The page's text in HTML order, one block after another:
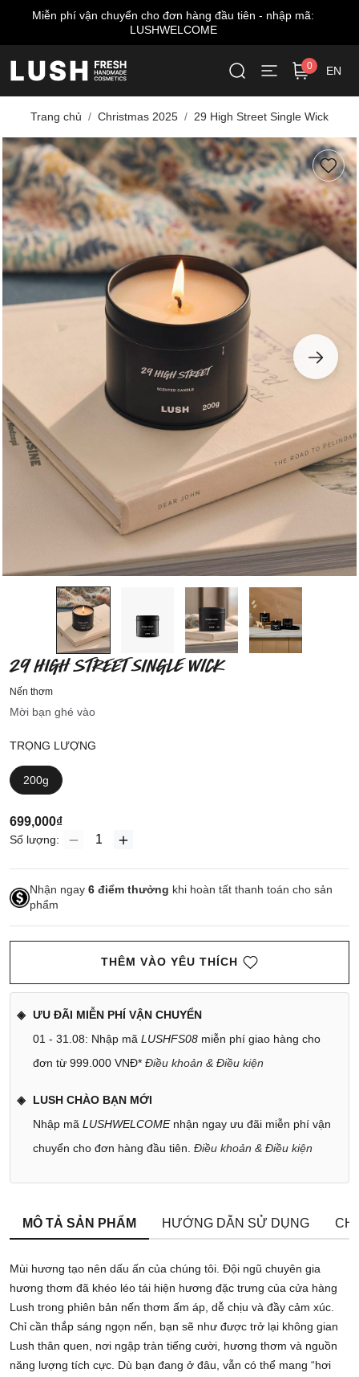
Miễn phí giao hàng cho đơn từ 999.000 VNĐ*
0 EN
Trang chủ Christmas 2025 29 High Street Single Wick
29 HIGH STREET SINGLE WICK
Nến thơm
Mời bạn ghé vào
TRỌNG LƯỢNG
200g
699,000₫
Số lượng:
Nhận ngay 6 điểm thưởng khi hoàn tất thanh toán cho sản
phẩm
THÊM VÀO YÊU THÍCH
ƯU ĐÃI MIỄN PHÍ VẬN CHUYỂN
01 - 31.08: Nhập mã LUSHFS08 miễn phí giao hàng cho
đơn từ 999.000 VNĐ* Điều khoản & Điều kiện
LUSH CHÀO BẠN MỚI
Nhập mã LUSHWELCOMEnhận ngay ưu đãi miễn phí vận
chuyển cho đơn hàng đầu tiên. Điều khoản & Điều kiện
MÔ TẢ SẢN PHẨM HƯỚNG DẪN SỬ DỤNG
Mùi hương tạo nên dấu ấn của chúng tôi. Đội ngũ chuyên gia
hương thơm đã khéo léo tái hiện hương đặc trưng của cửa hàng
Lush trong phiên bản nến thơm ấm áp, dễ chịu và đầy cảm xúc.
Chỉ cần thắp sáng ngọn nến, bạn sẽ như được trở lại không gian
Lush thân quen, nơi ngập tràn tiếng cười, hương thơm và nguồn
năng lượng tích cực. Dù bạn đang ở đâu, vẫn có thể mang “hơi